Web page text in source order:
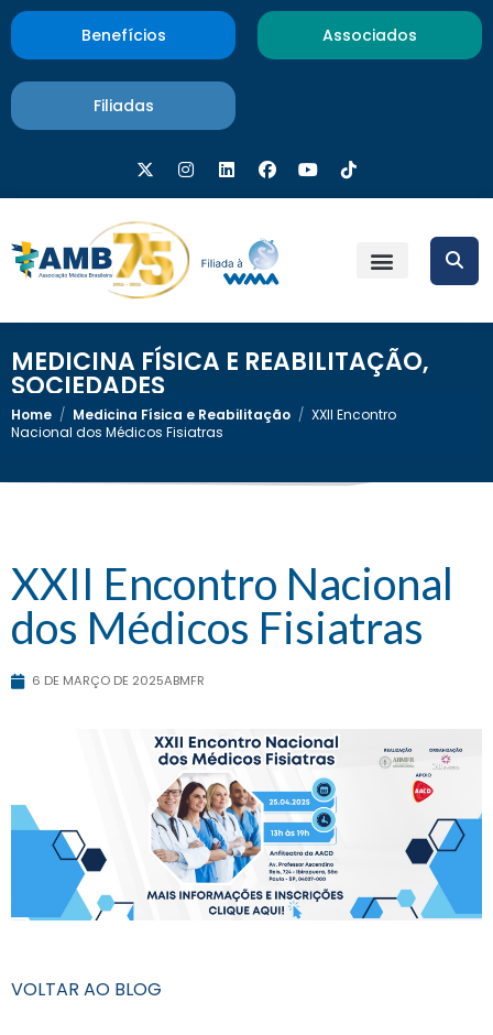
Benefícios Associados
Filiadas
MEDICINA FÍSICA E REABILITAÇÃO,
SOCIEDADES
Home / Medicina Física e Reabilitação / XXII Encontro
Nacional dos Médicos Fisiatras
XXII Encontro Nacional
dos Médicos Fisiatras
6 DE MARÇO DE 2025ABMFR
VOLTAR AO BLOG